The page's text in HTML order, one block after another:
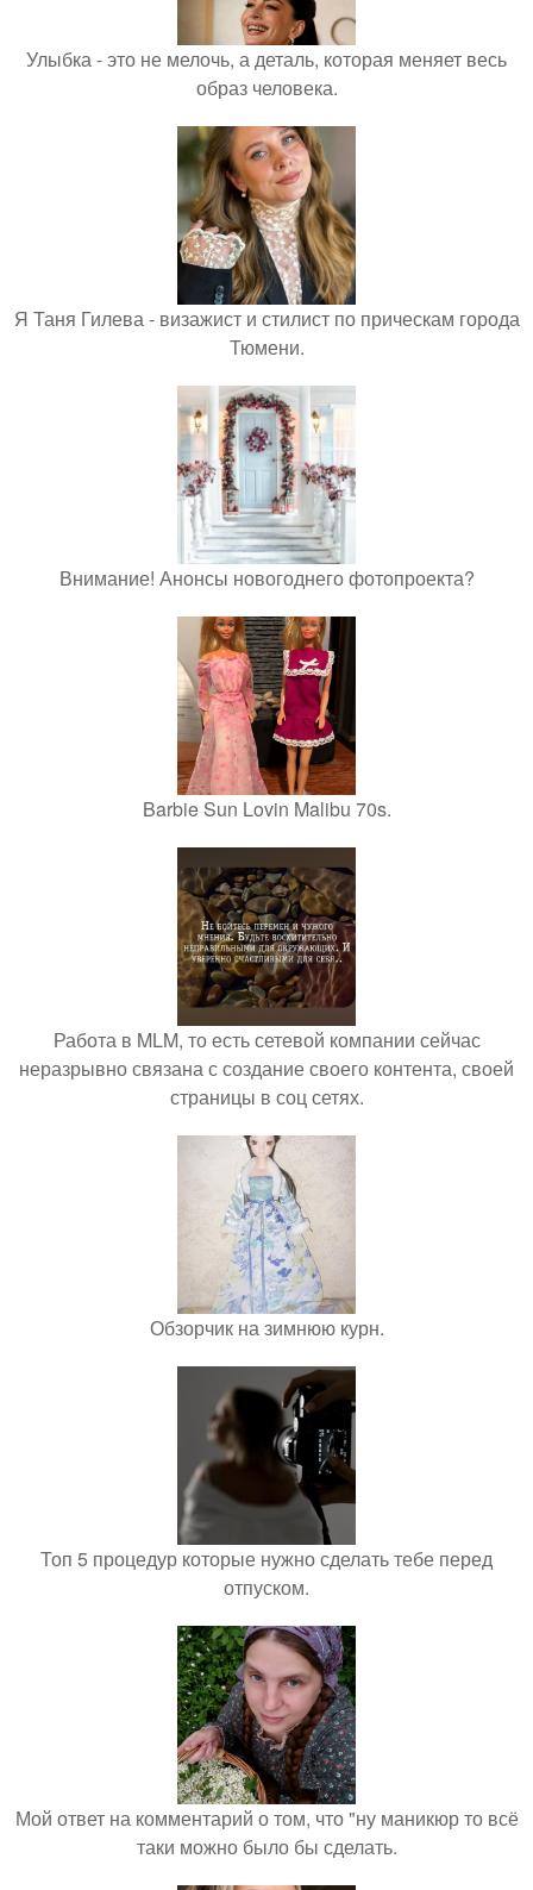
Улыбка - это не мелочь, а деталь, которая меняет весь
образ человека.
Я Таня Гилева - визажист и стилист по прическам города
Тюмени.
Внимание! Анонсы новогоднего фотопроекта?
Barbie Sun Lovin Malibu 70s.
Работа в MLM, то есть сетевой компании сейчас
неразрывно связана с создание своего контента, своей
страницы в соц сетях.
Обзорчик на зимнюю курн.
Топ 5 процедур которые нужно сделать тебе перед
отпуском.
Мой ответ на комментарий о том, что "ну маникюр то всё
таки можно было бы сделать.